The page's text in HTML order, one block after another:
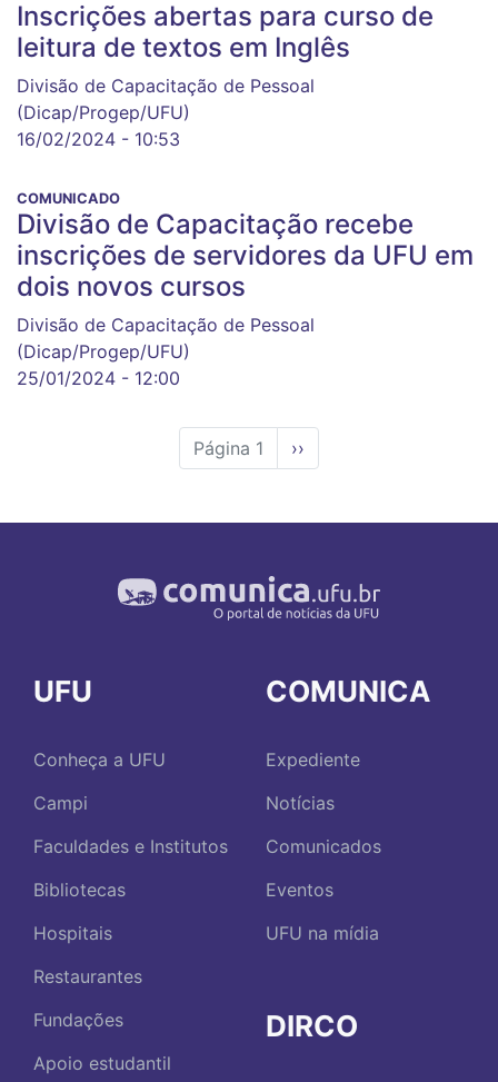
Inscrições abertas para curso de
leitura de textos em Inglês
Divisão de Capacitação de Pessoal
(Dicap/Progep/UFU)
16/02/2024 - 10:53
COMUNICADO
Divisão de Capacitação recebe
inscrições de servidores da UFU em
dois novos cursos
Divisão de Capacitação de Pessoal
(Dicap/Progep/UFU)
25/01/2024 - 12:00
Página 1
Próxima
página
››
UFU
Conheça a UFU
Campi
Faculdades e Institutos
Bibliotecas
Hospitais
Restaurantes
Fundações
Apoio estudantil
COMUNICA
Expediente
Notícias
Comunicados
Eventos
UFU na mídia
DIRCO